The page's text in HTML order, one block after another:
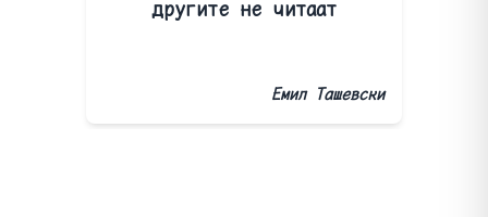
другите не читаат
Емил Ташевски